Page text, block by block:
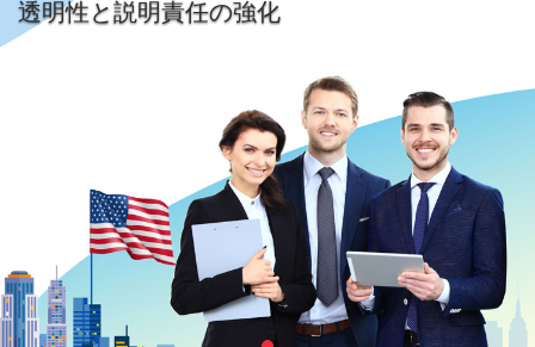
透明性と説明責任の強化